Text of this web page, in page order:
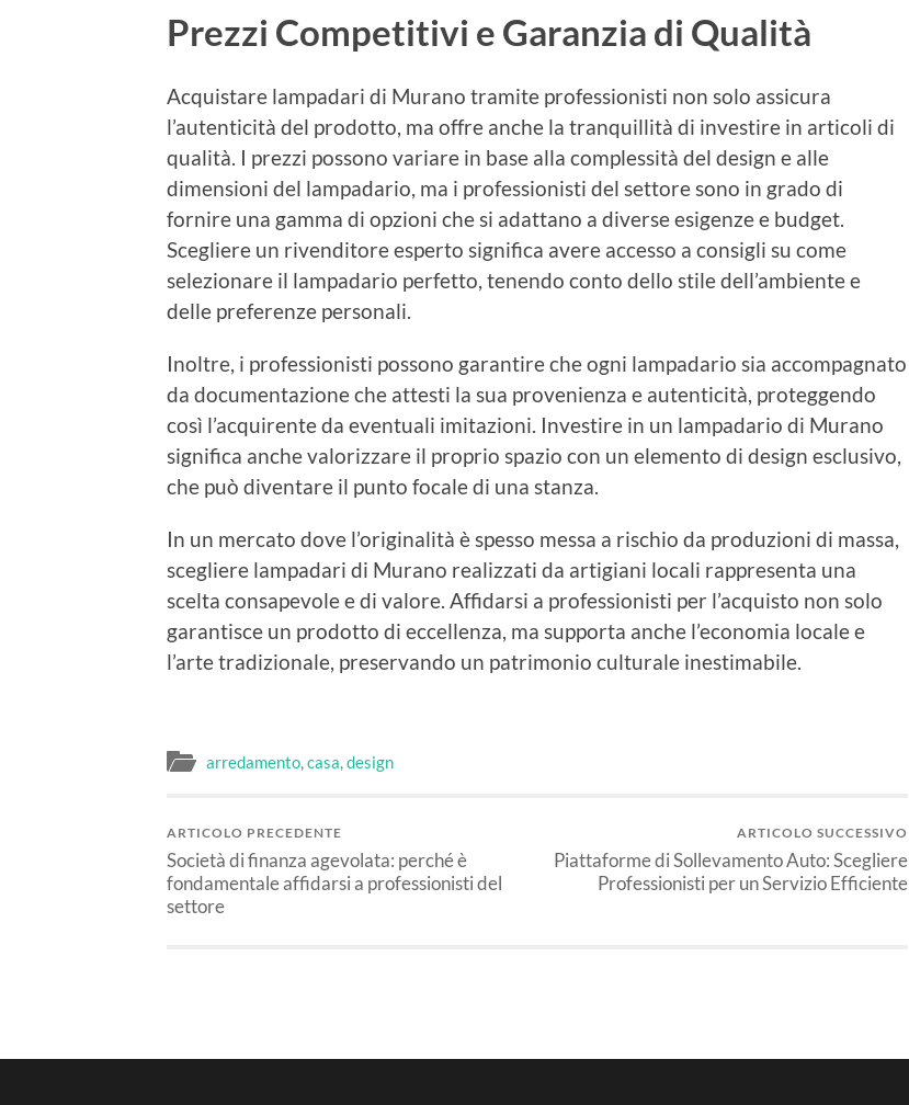
Prezzi Competitivi e Garanzia di Qualità
Acquistare lampadari di Murano tramite professionisti non solo assicura
l’autenticità del prodotto, ma offre anche la tranquillità di investire in articoli di
qualità. I prezzi possono variare in base alla complessità del design e alle
dimensioni del lampadario, ma i professionisti del settore sono in grado di
fornire una gamma di opzioni che si adattano a diverse esigenze e budget.
Scegliere un rivenditore esperto significa avere accesso a consigli su come
selezionare il lampadario perfetto, tenendo conto dello stile dell’ambiente e
delle preferenze personali.
Inoltre, i professionisti possono garantire che ogni lampadario sia accompagnato
da documentazione che attesti la sua provenienza e autenticità, proteggendo
così l’acquirente da eventuali imitazioni. Investire in un lampadario di Murano
significa anche valorizzare il proprio spazio con un elemento di design esclusivo,
che può diventare il punto focale di una stanza.
In un mercato dove l’originalità è spesso messa a rischio da produzioni di massa,
scegliere lampadari di Murano realizzati da artigiani locali rappresenta una
scelta consapevole e di valore. Affidarsi a professionisti per l’acquisto non solo
garantisce un prodotto di eccellenza, ma supporta anche l’economia locale e
l’arte tradizionale, preservando un patrimonio culturale inestimabile.
arredamento,casa,design
ARTICOLO PRECEDENTE
Società di finanza agevolata: perché è
fondamentale affidarsi a professionisti del
settore
ARTICOLO SUCCESSIVO
Piattaforme di Sollevamento Auto: Scegliere
Professionisti per un Servizio Efficiente